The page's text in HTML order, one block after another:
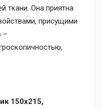
ткани. Она приятна
присущими
–
150х215,